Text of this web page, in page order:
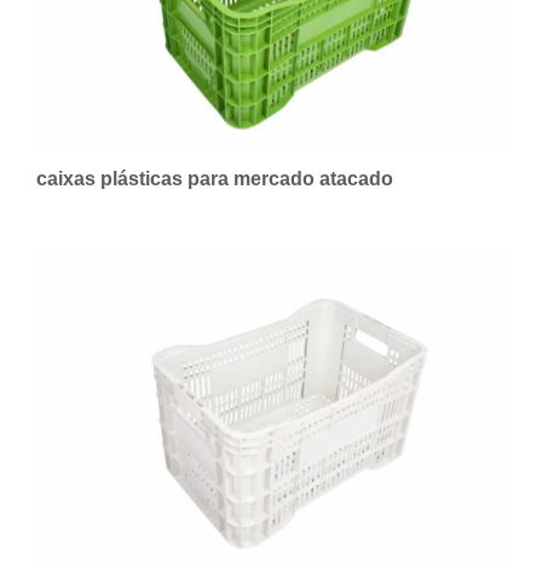
caixas plásticas para mercado atacado